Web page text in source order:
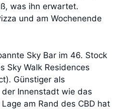
was ihn erwartet.
und am Wochenende
Sky Bar im 46. Stock
Sky Walk Residences
Günstiger als
Innenstadt wie das
am Rand des CBD hat